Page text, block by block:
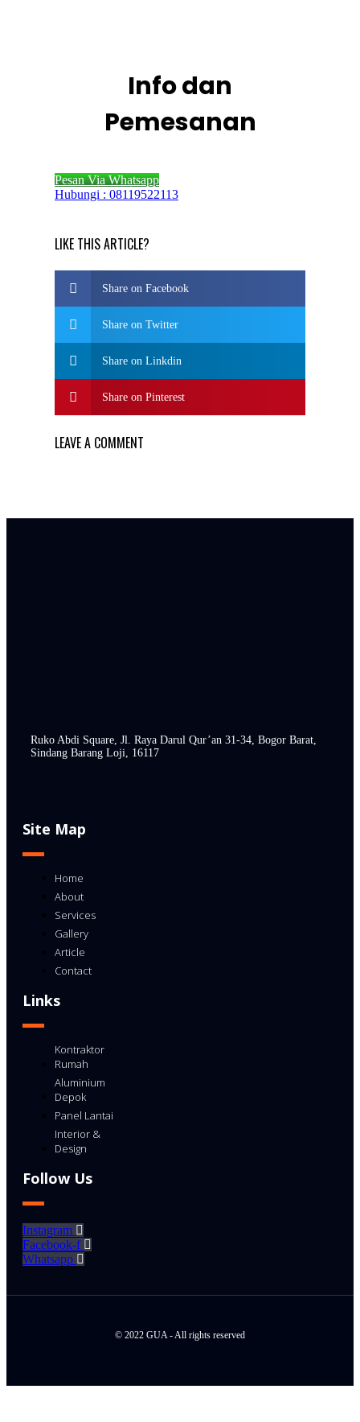
Info dan
Pemesanan
Pesan Via Whatsapp
Hubungi : 08119522113
LIKE THIS ARTICLE?
Share on Facebook
Share on Twitter
Share on Linkdin
Share on Pinterest
LEAVE A COMMENT
Ruko Abdi Square, Jl. Raya Darul Qur’an 31-34, Bogor Barat,
Sindang Barang Loji, 16117
Site Map
Home
About
Services
Gallery
Article
Contact
Links
Kontraktor
Rumah
Aluminium
Depok
Panel Lantai
Interior &
Design
Follow Us
Instagram
Facebook-f
Whatsapp
© 2022 GUA - All rights reserved